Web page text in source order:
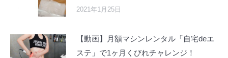
2021年1月25日
【動画】月額マシンレンタル「自宅deエ
ステ」で1ヶ月くびれチャレンジ！